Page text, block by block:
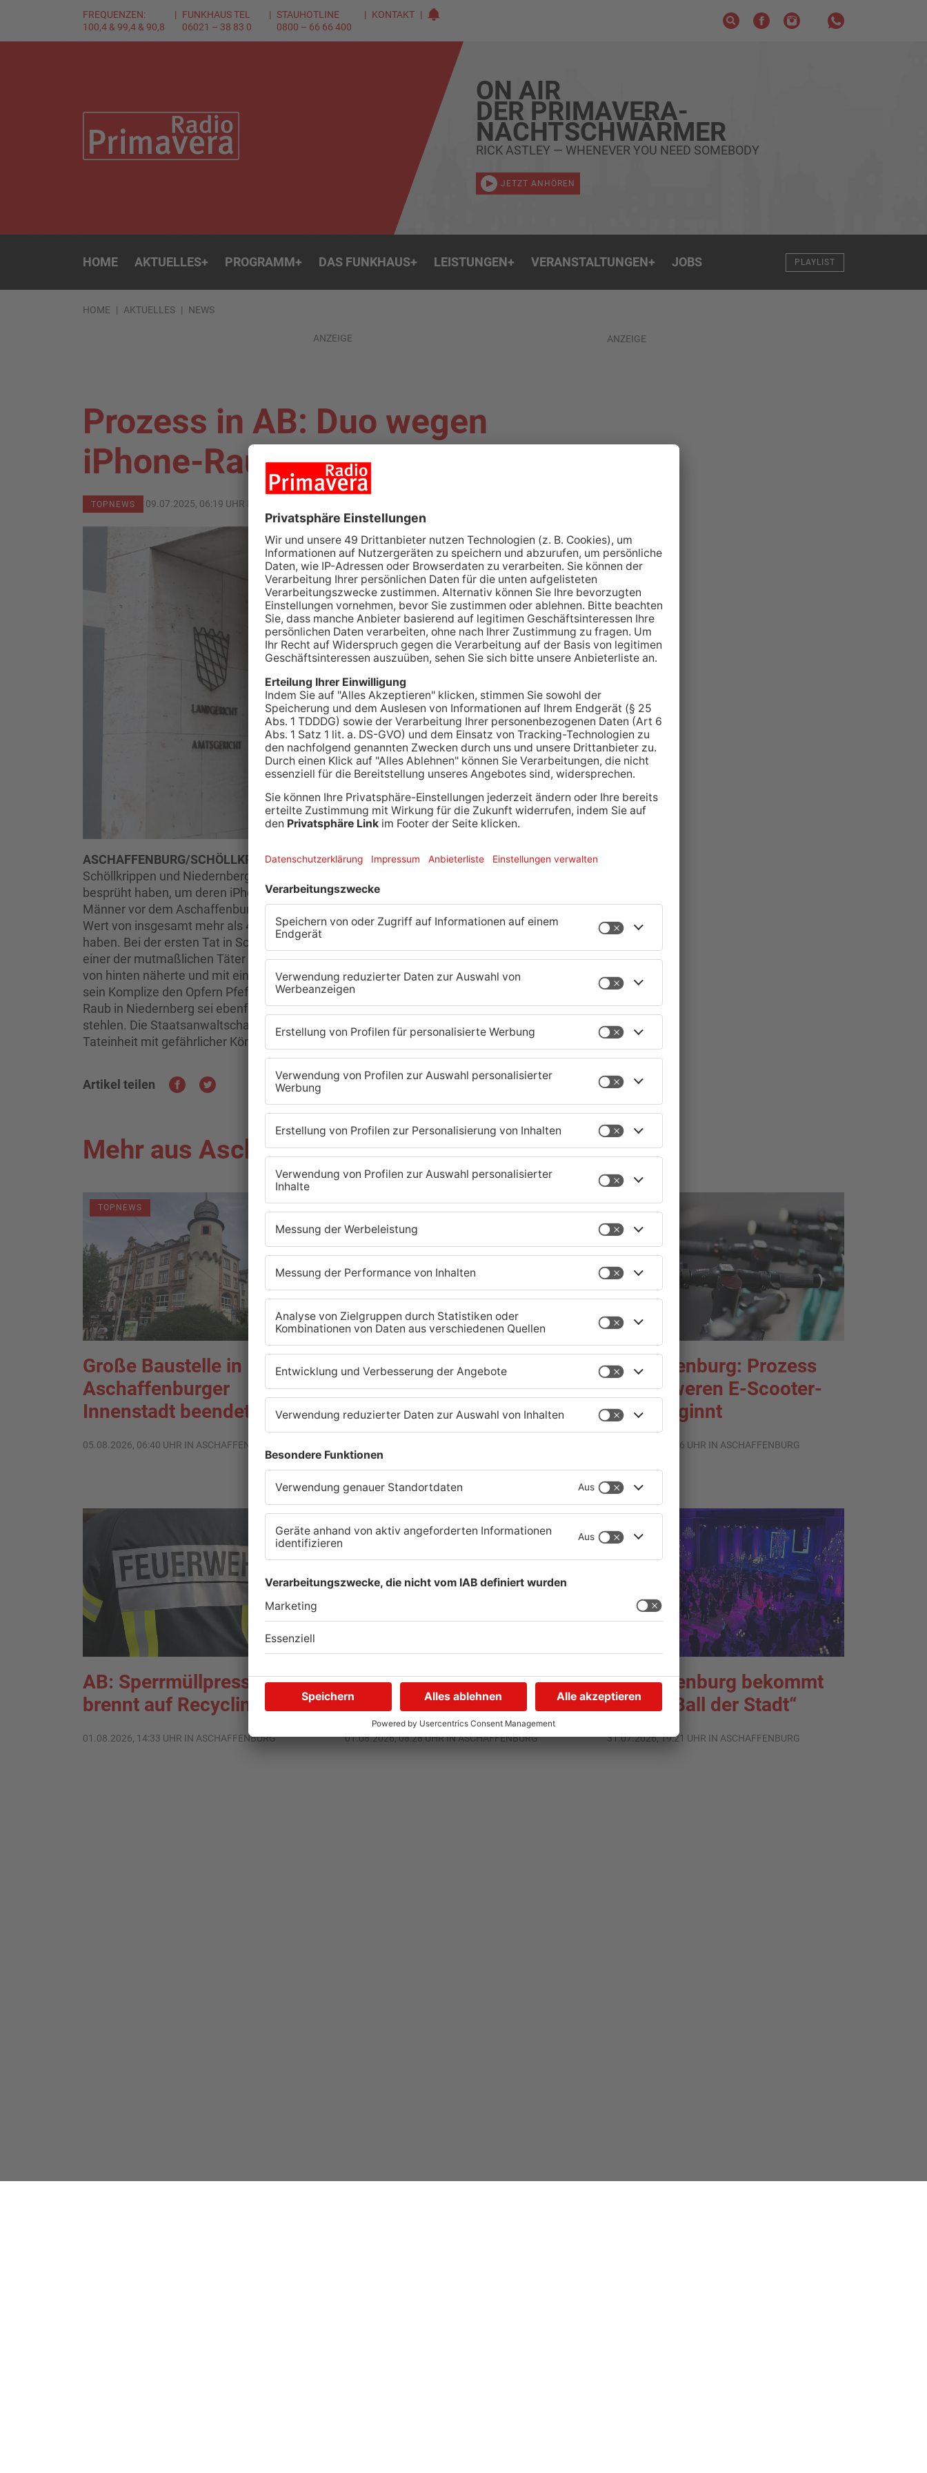
FREQUENZEN:
100,4 & 99,4 & 90,8
FUNKHAUS TEL
06021 – 38 83 0
STAUHOTLINE
0800 – 66 66 400
KONTAKT
ON AIR
DER PRIMAVERA-
NACHTSCHWÄRMER
RICK ASTLEY — WHENEVER YOU NEED SOMEBODY
JETZT ANHÖREN
HOME AKTUELLES+ PROGRAMM+ DAS FUNKHAUS+ LEISTUNGEN+ VERANSTALTUNGEN+ JOBS PLAYLIST
HOME AKTUELLES NEWS
ANZEIGE
Prozess in AB: Duo wegen
iPhone-Raub vor Gericht
TOPNEWS 09.07.2025, 06:19 UHR IN
ASCHAFFENBURG/SCHÖLLKRIPPEN/NIEDERNBERG.Sie sollen mehrere Personen in
Schöllkrippen und Niedernberg mit einer Schreckschusswaffe bedroht und mit Pfefferspray
besprüht haben, um deren iPhones zu stehlen. Deshalb stehen ab heute zwei junge
Männer vor dem Aschaffenburger Landgericht. Die beiden Afghanen sollen zwei Handys im
Wert von insgesamt mehr als 4.500 Euro auf einer Verkaufsplattform im Internet gesehen
haben. Bei der ersten Tat in Schöllkrippen, bei der das iPhone übergeben werden sollte, soll
einer der mutmaßlichen Täter die zwei Opfer abgelenkt haben, während der andere sich
von hinten näherte und mit einer Schreckschusswaffe einen Warnschuss abgab. Dann soll
sein Komplize den Opfern Pfefferspray ins Gesicht gesprüht haben. Bei einem zweiten
Raub in Niedernberg sei ebenfalls Pfefferspray zum Einsatz gekommen, um ein iPhone zu
stehlen. Die Staatsanwaltschaft wirft den beiden jungen Männern nun schweren Raub in
Tateinheit mit gefährlicher Körperverletzung vor.
Artikel teilen
ANZEIGE
Mehr aus Aschaffenburg
TOPNEWS
Große Baustelle in
Aschaffenburger
Innenstadt beendet
05.08.2026, 06:40 UHR IN ASCHAFFENBURG
Feuerwerk löst wohl Brand
in Aschaffenburg-
Schweinheim aus
Aschaffenburg: Prozess
um schweren E-Scooter-
Raub beginnt
04.08.2026, 06:36 UHR IN ASCHAFFENBURG
AB: Sperrmüllpresse
brennt auf Recyclinghof
01.08.2026, 14:33 UHR IN ASCHAFFENBURG
AB: Aktion "Bewegung im
Park" startet
01.08.2026, 08:28 UHR IN ASCHAFFENBURG
Aschaffenburg bekommt
neuen „Ball der Stadt“
31.07.2026, 19:21 UHR IN ASCHAFFENBURG